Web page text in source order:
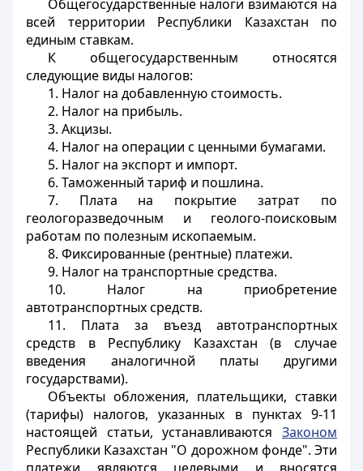
Общегосударственные налоги взимаются на
всей территории Республики Казахстан по
единым ставкам.
К общегосударственным относятся
следующие виды налогов:
1. Налог на добавленную стоимость.
2. Налог на прибыль.
3. Акцизы.
4. Налог на операции с ценными бумагами.
5. Налог на экспорт и импорт.
6. Таможенный тариф и пошлина.
7. Плата на покрытие затрат по
геологоразведочным и геолого-поисковым
работам по полезным ископаемым.
8. Фиксированные (рентные) платежи.
9. Налог на транспортные средства.
10. Налог на приобретение
автотранспортных средств.
11. Плата за въезд автотранспортных
средств в Республику Казахстан (в случае
введения аналогичной платы другими
государствами).
Объекты обложения, плательщики, ставки
(тарифы) налогов, указанных в пунктах 9-11
настоящей статьи, устанавливаются Законом
Республики Казахстан "О дорожном фонде". Эти